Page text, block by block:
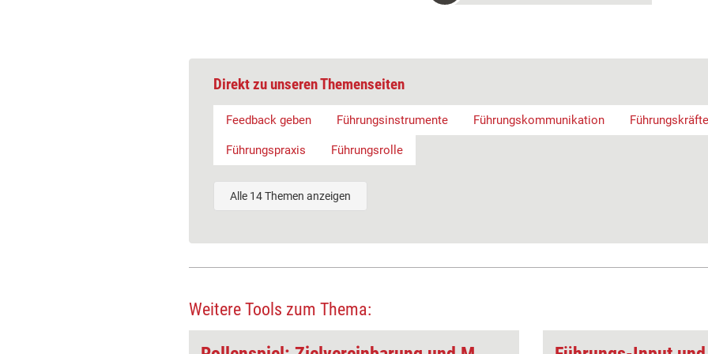
Direkt zu unseren Themenseiten
Feedback geben Führungsinstrumente Führungskommunikation
Führungspraxis Führungsrolle
Alle 14 Themen anzeigen
Weitere Tools zum Thema: